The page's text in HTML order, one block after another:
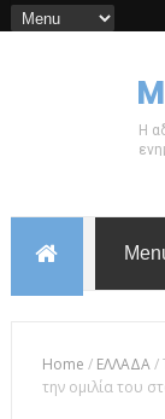
Η
Home / ΕΛΛΑΔΑ/
την ομιλία του